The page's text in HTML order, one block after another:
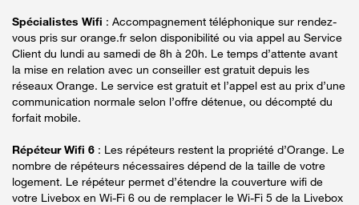
Spécialistes Wifi : Accompagnement téléphonique sur rendez-
vous pris sur orange.fr selon disponibilité ou via appel au Service
Client du lundi au samedi de 8h à 20h. Le temps d’attente avant
la mise en relation avec un conseiller est gratuit depuis les
réseaux Orange. Le service est gratuit et l’appel est au prix d’une
communication normale selon l’offre détenue, ou décompté du
forfait mobile.
Répéteur Wifi 6 : Les répéteurs restent la propriété d’Orange. Le
nombre de répéteurs nécessaires dépend de la taille de votre
logement. Le répéteur permet d’étendre la couverture wifi de
votre Livebox en Wi-Fi 6 ou de remplacer le Wi-Fi 5 de la Livebox